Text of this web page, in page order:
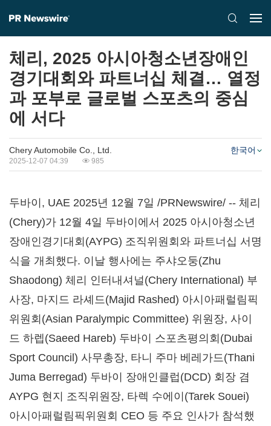
체리, 2025 아시아청소년장애인
경기대회와 파트너십 체결… 열정
과 포부로 글로벌 스포츠의 중심
에 서다
Chery Automobile Co., Ltd.
2025-12-07 04:39 985
한국어
두바이, UAE 2025년 12월 7일 /PRNewswire/ -- 체리
(Chery)가 12월 4일 두바이에서 2025 아시아청소년
장애인경기대회(AYPG) 조직위원회와 파트너십 서명
식을 개최했다. 이날 행사에는 주샤오둥(Zhu
Shaodong) 체리 인터내셔널(Chery International) 부
사장, 마지드 라셰드(Majid Rashed) 아시아패럴림픽
위원회(Asian Paralympic Committee) 위원장, 사이
드 하렙(Saeed Hareb) 두바이 스포츠평의회(Dubai
Sport Council) 사무총장, 타니 주마 베레가드(Thani
Juma Berregad) 두바이 장애인클럽(DCD) 회장 겸
AYPG 현지 조직위원장, 타렉 수에이(Tarek Souei)
아시아패럴림픽위원회 CEO 등 주요 인사가 참석했